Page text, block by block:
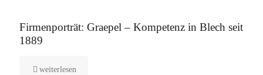
Firmenporträt: Graepel – Kompetenz in Blech seit
1889
weiterlesen